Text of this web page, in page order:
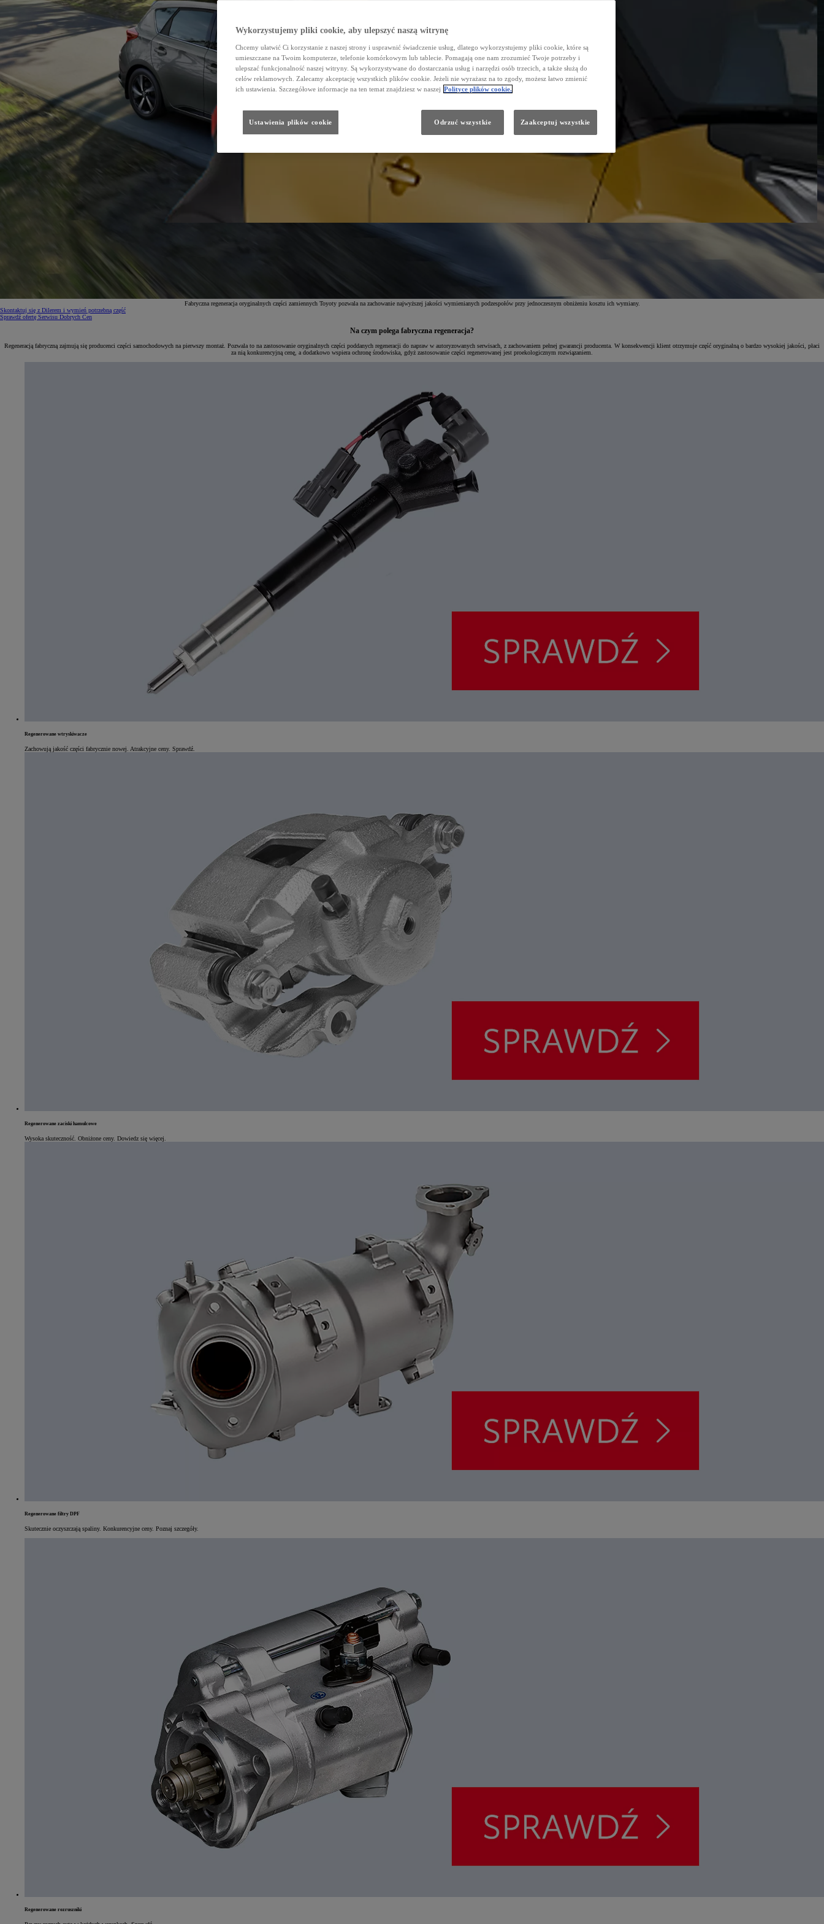
Fabryczna regeneracja oryginalnych części zamiennych Toyoty pozwala na zachowanie najwyższej jakości wymienianych podzespołów przy jednoczesnym obniżeniu kosztu ich wymiany.
Skontaktuj się z Dilerem i wymień potrzebną część
Sprawdź ofertę Serwisu Dobrych Cen
Na czym polega fabryczna regeneracja?
Regeneracją fabryczną zajmują się producenci części samochodowych na pierwszy montaż. Pozwala to na zastosowanie oryginalnych części poddanych regeneracji do napraw w autoryzowanych serwisach, z zachowaniem pełnej gwarancji producenta. W konsekwencji klient otrzymuje część oryginalną o bardzo wysokiej jakości, płaci
za nią konkurencyjną cenę, a dodatkowo wspiera ochronę środowiska, gdyż zastosowanie części regenerowanej jest proekologicznym rozwiązaniem.
Regenerowane wtryskiwacze
Zachowują jakość części fabrycznie nowej. Atrakcyjne ceny. Sprawdź.
Regenerowane zaciski hamulcowe
Wysoka skuteczność. Obniżone ceny. Dowiedz się więcej.
Regenerowane filtry DPF
Skutecznie oczyszczają spaliny. Konkurencyjne ceny. Poznaj szczegóły.
Regenerowane rozruszniki
Wykorzystujemy pliki cookie, aby ulepszyć naszą witrynę
Chcemy ułatwić Ci korzystanie z naszej strony i usprawnić świadczenie usług, dlatego wykorzystujemy pliki cookie, które są
umieszczane na Twoim komputerze, telefonie komórkowym lub tablecie. Pomagają one nam zrozumieć Twoje potrzeby i
ulepszać funkcjonalność naszej witryny. Są wykorzystywane do dostarczania usług i narzędzi osób trzecich, a także służą do
celów reklamowych. Zalecamy akceptację wszystkich plików cookie. Jeżeli nie wyrażasz na to zgody, możesz łatwo zmienić
ich ustawienia. Szczegółowe informacje na ten temat znajdziesz w naszej Polityce plików cookie.
Ustawienia plików cookie Odrzuć wszystkie Zaakceptuj wszystkie